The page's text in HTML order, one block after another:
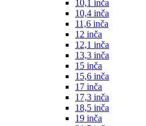
10,1 inča
10,4 inča
11,6 inča
12 inča
12,1 inča
13,3 inča
15 inča
15,6 inča
17 inča
17,3 inča
18,5 inča
19 inča